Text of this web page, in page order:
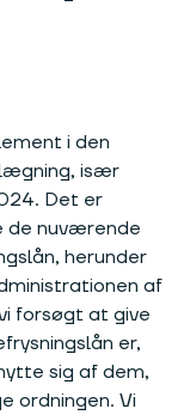
i den
især
Det er
de nuværende
herunder
af
forsøgt at give
er,
sig af dem,
ordningen. Vi